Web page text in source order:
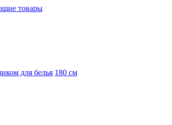
товары
для белья 180 см